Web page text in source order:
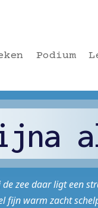
Podium
de zee daar ligt een
fijn warm zacht